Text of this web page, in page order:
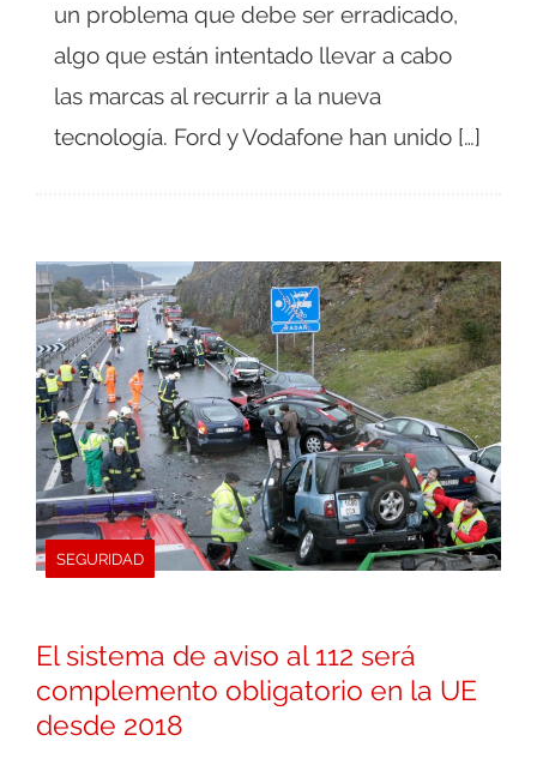
un problema que debe ser erradicado,
algo que están intentado llevar a cabo
las marcas al recurrir a la nueva
tecnología. Ford y Vodafone han unido […]
SEGURIDAD
El sistema de aviso al 112 será
complemento obligatorio en la UE
desde 2018